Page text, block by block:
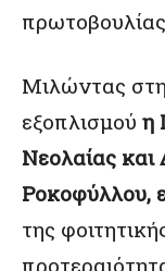
Μιλώντας
εξοπλισμού η
Νεολαίας
Ροκοφύλλου,
της